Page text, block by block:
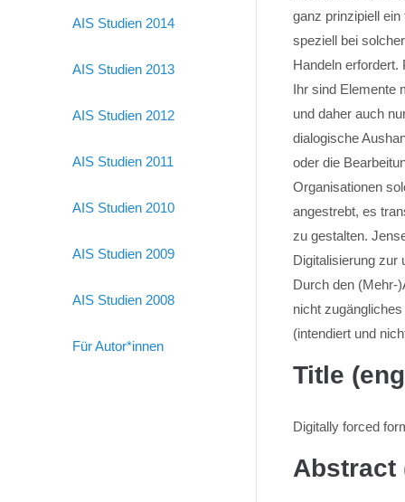
ganz prinzipiell
speziell bei
Handeln erfordert.
Ihr sind Elemente
und daher auch
dialogische
oder die
Organisationen
angestrebt, es
zu gestalten.
Digitalisierung zur
Durch den (Mehr-
nicht
(intendiert und
Title
Digitally forced
Abstract
AIS Studien 2014
AIS Studien 2013
AIS Studien 2012
AIS Studien 2011
AIS Studien 2010
AIS Studien 2009
AIS Studien 2008
Für Autor*innen